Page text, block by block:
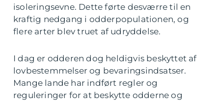
isoleringsevne. Dette førte desværre til en
kraftig nedgang i odderpopulationen, og
flere arter blev truet af udryddelse.
I dag er odderen dog heldigvis beskyttet af
lovbestemmelser og bevaringsindsatser.
Mange lande har indført regler og
reguleringer for at beskytte odderne og